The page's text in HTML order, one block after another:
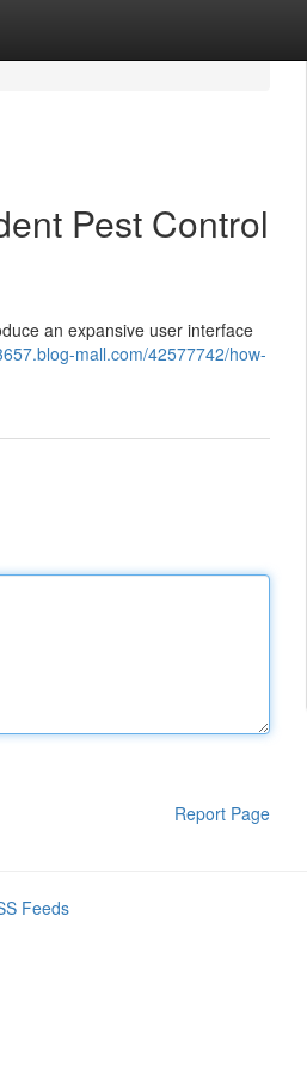
Pest Control
an expansive user interface
mall.com/42577742/how-
Report Page
Feeds